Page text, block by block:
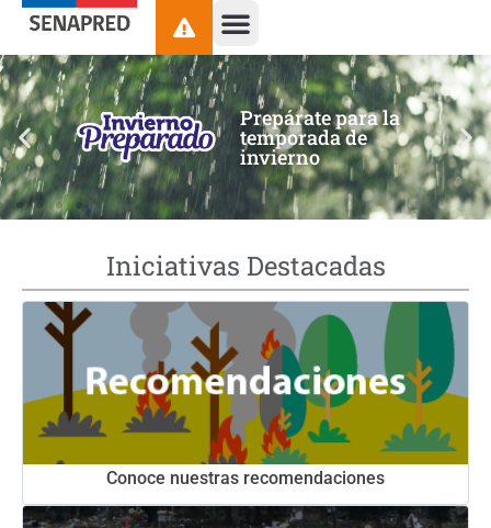
contenido
Prepárate para la
temporada de
invierno
Iniciativas Destacadas
Conoce nuestras recomendaciones